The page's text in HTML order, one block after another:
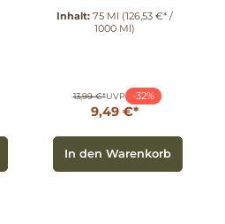
Inhalt: 75 Ml (126,53 €* /
1000 Ml)
13,99 €*UVP -32%
9,49 €*
In den Warenkorb